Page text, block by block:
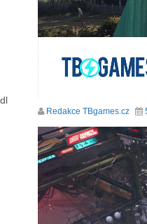
Redakce TBgames.cz